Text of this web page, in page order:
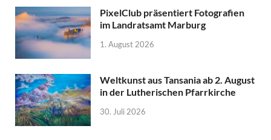
PixelClub präsentiert Fotografien
im Landratsamt Marburg
1. August 2026
Weltkunst aus Tansania ab 2. August
in der Lutherischen Pfarrkirche
30. Juli 2026